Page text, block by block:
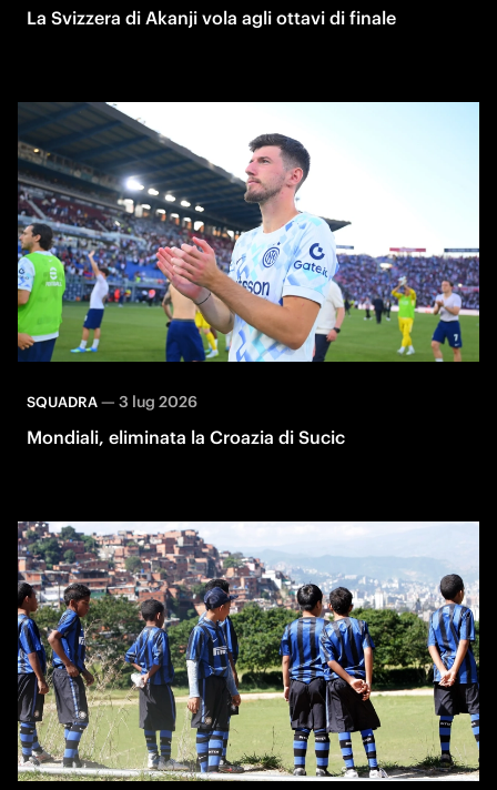
La Svizzera di Akanji vola agli ottavi di finale
SQUADRA— 3 lug 2026
Mondiali, eliminata la Croazia di Sucic